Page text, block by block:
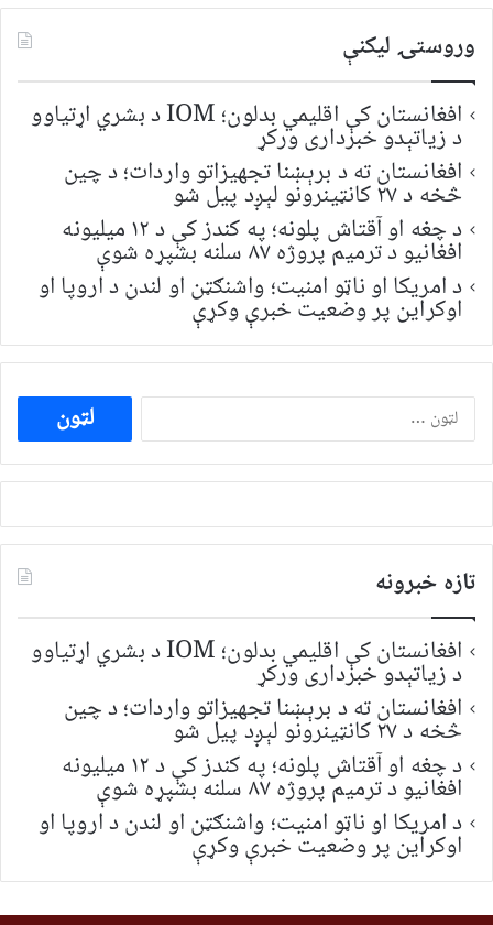
وروستۍ ليکنې
افغانستان کې اقلیمي بدلون؛ IOM د بشري اړتیاوو
د زیاتېدو خبرداری ورکړ
افغانستان ته د برېښنا تجهیزاتو واردات؛ د چین
څخه د ۲۷ کانټینرونو لېږد پیل شو
د چغه او آقتاش پلونه؛ په کندز کې د ۱۲ میلیونه
افغانیو د ترمیم پروژه ۸۷ سلنه بشپړه شوې
د امریکا او ناټو امنیت؛ واشنګټن او لندن د اروپا او
اوکراین پر وضعیت خبرې وکړې
ددی
لپاره
لټون:
تازه خبرونه
افغانستان کې اقلیمي بدلون؛ IOM د بشري اړتیاوو
د زیاتېدو خبرداری ورکړ
افغانستان ته د برېښنا تجهیزاتو واردات؛ د چین
څخه د ۲۷ کانټینرونو لېږد پیل شو
د چغه او آقتاش پلونه؛ په کندز کې د ۱۲ میلیونه
افغانیو د ترمیم پروژه ۸۷ سلنه بشپړه شوې
د امریکا او ناټو امنیت؛ واشنګټن او لندن د اروپا او
اوکراین پر وضعیت خبرې وکړې